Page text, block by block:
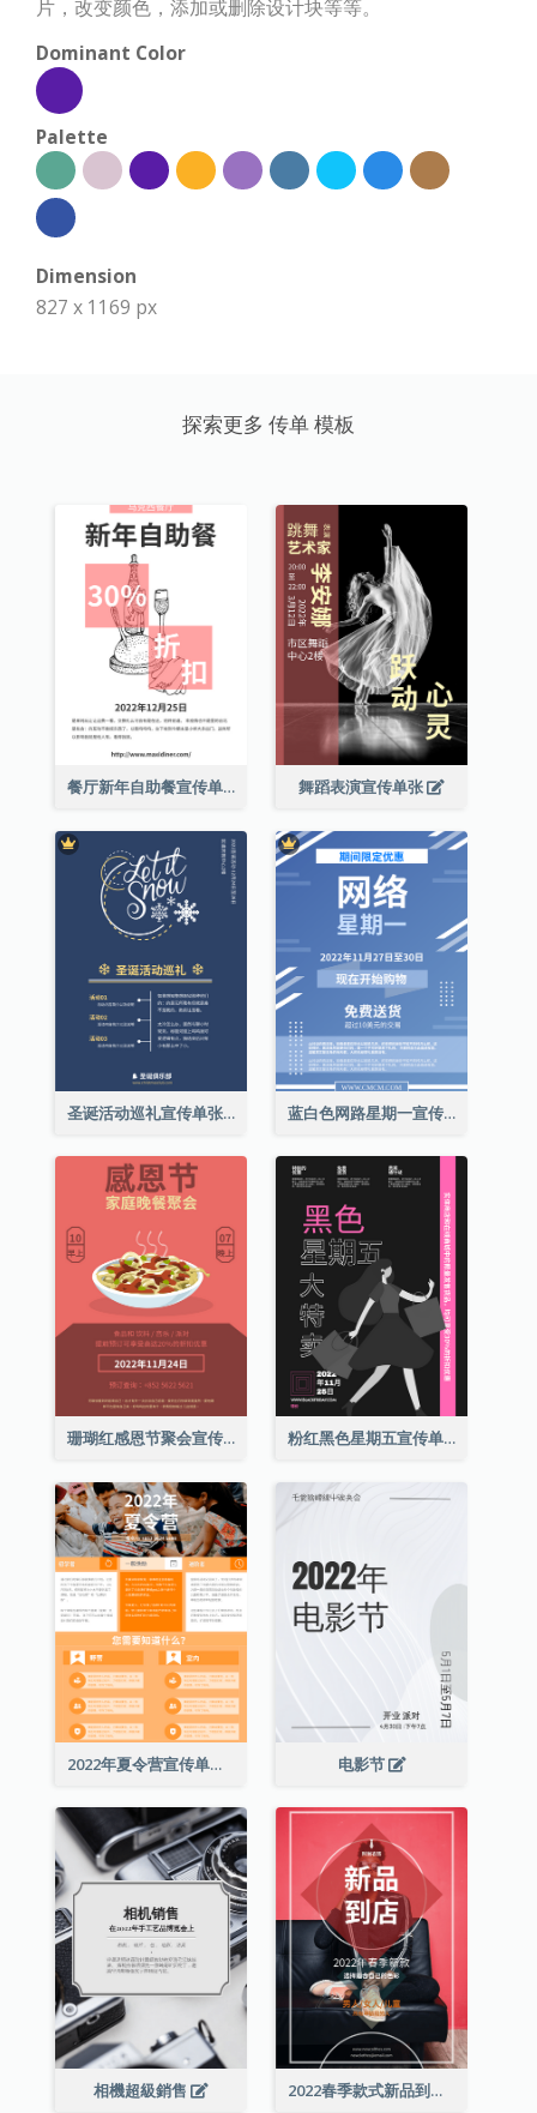
片，改变颜色，添加或删除设计块等等。
Dominant Color
Palette
Dimension
827 x 1169 px
探索更多 传单 模板
餐厅新年自助餐宣传单张 舞蹈表演宣传单张
圣诞活动巡礼宣传单张(附介绍) 蓝白色网路星期一宣传单张
珊瑚红感恩节聚会宣传单张 粉红黑色星期五宣传单张
2022年夏令营宣传单张 电影节
相機超級銷售 2022春季款式新品到店宣传单张